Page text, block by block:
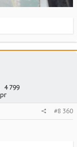
4 799
#8 360